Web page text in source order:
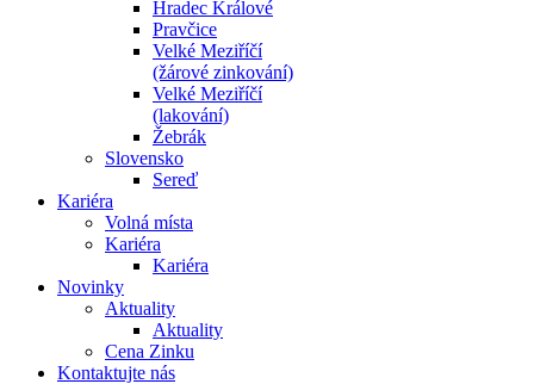
Hradec Králové
Pravčice
Velké Meziříčí
(žárové zinkování)
Velké Meziříčí
(lakování)
Žebrák
Slovensko
Sereď
Kariéra
Volná místa
Kariéra
Kariéra
Novinky
Aktuality
Aktuality
Cena Zinku
Kontaktujte nás